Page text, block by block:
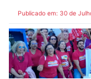
Publicado em: 30 de